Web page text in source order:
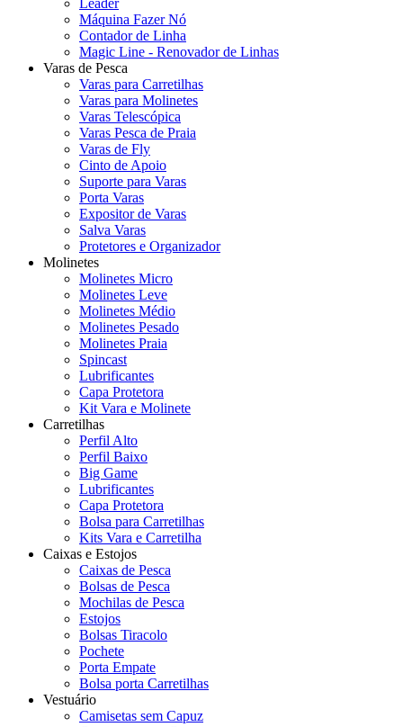
Leader
Máquina Fazer Nó
Contador de Linha
Magic Line - Renovador de Linhas
Varas de Pesca
Varas para Carretilhas
Varas para Molinetes
Varas Telescópica
Varas Pesca de Praia
Varas de Fly
Cinto de Apoio
Suporte para Varas
Porta Varas
Expositor de Varas
Salva Varas
Protetores e Organizador
Molinetes
Molinetes Micro
Molinetes Leve
Molinetes Médio
Molinetes Pesado
Molinetes Praia
Spincast
Lubrificantes
Capa Protetora
Kit Vara e Molinete
Carretilhas
Perfil Alto
Perfil Baixo
Big Game
Lubrificantes
Capa Protetora
Bolsa para Carretilhas
Kits Vara e Carretilha
Caixas e Estojos
Caixas de Pesca
Bolsas de Pesca
Mochilas de Pesca
Estojos
Bolsas Tiracolo
Pochete
Porta Empate
Bolsa porta Carretilhas
Vestuário
Camisetas sem Capuz